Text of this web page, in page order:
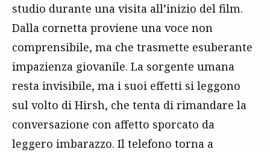
studio durante una visita all’inizio del film.
Dalla cornetta proviene una voce non
comprensibile, ma che trasmette esuberante
impazienza giovanile. La sorgente umana
resta invisibile, ma i suoi effetti si leggono
sul volto di Hirsh, che tenta di rimandare la
conversazione con affetto sporcato da
leggero imbarazzo. Il telefono torna a